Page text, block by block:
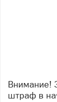
Внимание! За что организация может получить
штраф в